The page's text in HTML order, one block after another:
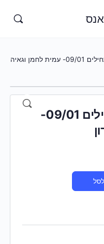
/ קורס בצ’אטה מתחילים 09/01- עמית לחמן וגאיה
קורס בצ’אטה מתחילים 09/01-